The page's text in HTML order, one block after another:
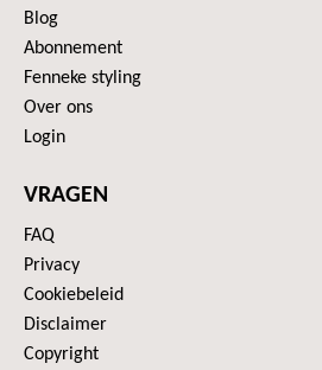
Blog
Abonnement
Fenneke styling
Over ons
Login
VRAGEN
FAQ
Privacy
Cookiebeleid
Disclaimer
Copyright